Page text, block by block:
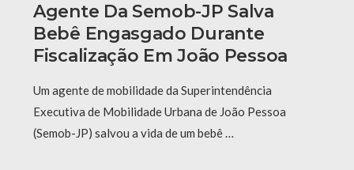
Agente Da Semob-JP Salva
Bebê Engasgado Durante
Fiscalização Em João Pessoa
Um agente de mobilidade da Superintendência
Executiva de Mobilidade Urbana de João Pessoa
(Semob-JP) salvou a vida de um bebê …